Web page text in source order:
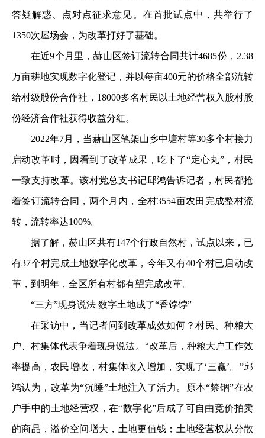
答疑解惑、点对点征求意见。在首批试点中，共举行了
1350次屋场会，为改革打好了基础。
在近9个月里，赫山区签订流转合同共计4685份，2.38
万亩耕地实现数字化登记，并以每亩400元的价格全部流转
给村级股份合作社，18000多名村民以土地经营权入股村股
份经济合作社获得收益分红。
2022年7月，当赫山区笔架山乡中塘村等30多个村接力
启动改革时，因看到了改革成果，吃下了“定心丸”，村民
一致支持改革。该村党总支书记邱鸿告诉记者，村民都抢
着签订流转合同，两个月内，全村3554亩农田完成整村流
转，流转率达100%。
据了解，赫山区共有147个行政自然村，试点以来，已
有37个村完成土地数字化改革，今年又有40个村已启动改
革，到明年，全区所有村都有望完成改革。
“三方”现身说法 数字土地成了“香饽饽”
在采访中，当记者问到改革成效如何？村民、种粮大
户、村集体代表争着现身说法。“改革后，种粮大户工作效
率提高，农民增收，村集体收入增加，实现了‘三赢’。”邱
鸿认为，改革为“沉睡”土地注入了活力。原本“禁锢”在农
户手中的土地经营权，在“数字化”后成了可自由竞价拍卖
的商品，溢价空间增大，土地更值钱；土地经营权从分散